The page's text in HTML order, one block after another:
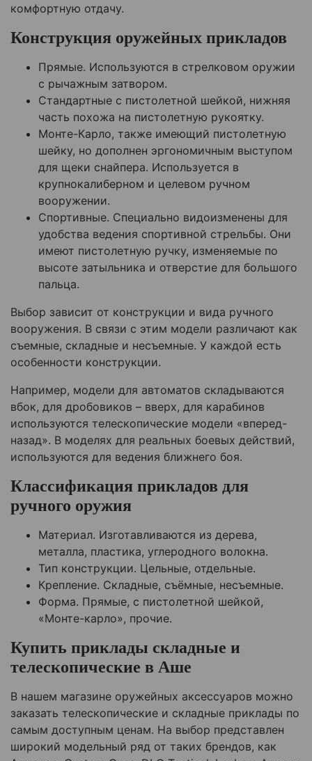
комфортную отдачу.
Конструкция оружейных прикладов
Прямые. Используются в стрелковом оружии
с рычажным затвором.
Стандартные с пистолетной шейкой, нижняя
часть похожа на пистолетную рукоятку.
Монте-Карло, также имеющий пистолетную
шейку, но дополнен эргономичным выступом
для щеки снайпера. Используется в
крупнокалиберном и целевом ручном
вооружении.
Спортивные. Специально видоизменены для
удобства ведения спортивной стрельбы. Они
имеют пистолетную ручку, изменяемые по
высоте затыльника и отверстие для большого
пальца.
Выбор зависит от конструкции и вида ручного
вооружения. В связи с этим модели различают как
съемные, складные и несъемные. У каждой есть
особенности конструкции.
Например, модели для автоматов складываются
вбок, для дробовиков – вверх, для карабинов
используются телескопические модели «вперед-
назад». В моделях для реальных боевых действий,
используются для ведения ближнего боя.
Классификация прикладов для
ручного оружия
Материал. Изготавливаются из дерева,
металла, пластика, углеродного волокна.
Тип конструкции. Цельные, отдельные.
Крепление. Складные, съёмные, несъемные.
Форма. Прямые, с пистолетной шейкой,
«Монте-карло», прочие.
Купить приклады складные и
телескопические в Аше
В нашем магазине оружейных аксессуаров можно
заказать телескопические и складные приклады по
самым доступным ценам. На выбор представлен
широкий модельный ряд от таких брендов, как